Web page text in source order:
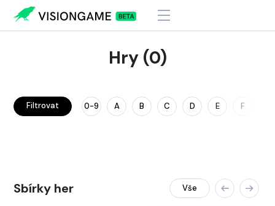
Hry (0)
Filtrovat 0-9 A B C D E F
Sbírky her Vše